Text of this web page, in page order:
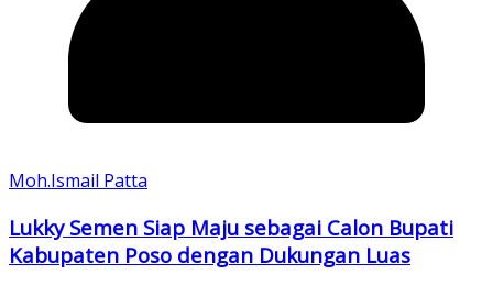
Moh.Ismail Patta
Lukky Semen Siap Maju sebagai Calon Bupati
Kabupaten Poso dengan Dukungan Luas